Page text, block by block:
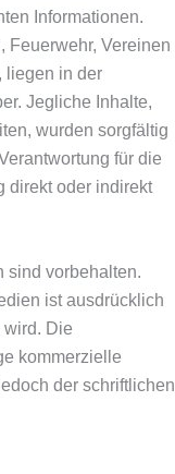
Informationen.
Feuerwehr, Vereinen
liegen in der
Jegliche Inhalte,
wurden sorgfältig
für die
direkt oder indirekt
sind vorbehalten.
ist ausdrücklich
Die
kommerzielle
der schriftlichen